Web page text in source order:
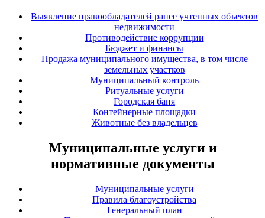
Выявление правообладателей ранее учтенных объектов
недвижимости
Противодействие коррупции
Бюджет и финансы
Продажа муниципального имущества, в том числе
земельных участков
Муниципальный контроль
Ритуальные услуги
Городская баня
Контейнерные площадки
Животные без владельцев
Муниципальные услуги и
нормативные документы
Муниципальные услуги
Правила благоустройства
Генеральный план